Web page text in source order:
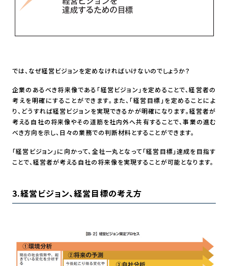
では、なぜ経営ビジョンを定めなければいけないのでしょうか？
企業のあるべき将来像である「経営ビジョン」を定めることで、経営者の
考えを明確にすることができます。また、「経営目標」を定めることによ
り、どうすれば経営ビジョンを実現できるかが明確になります。経営者が
考える自社の将来像やその道筋を社内外へ共有することで、事業の進む
べき方向を示し、日々の業務での判断材料とすることができます。
「経営ビジョン」に向かって、全社一丸となって「経営目標」達成を目指す
ことで、経営者が考える自社の将来像を実現することが可能となります。
3.経営ビジョン、経営目標の考え方